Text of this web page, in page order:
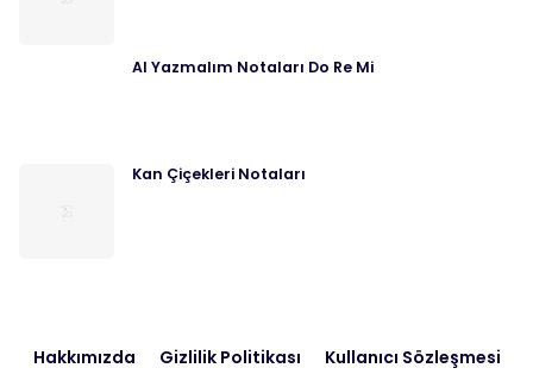
Al Yazmalım Notaları Do Re Mi
Kan Çiçekleri Notaları
Hakkımızda Gizlilik Politikası
Kullanıcı Sözleşmesi